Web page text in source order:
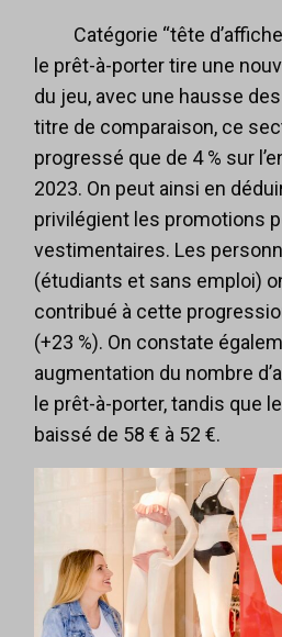
Catégorie “tête
le prêt-à-porter tire une
du jeu, avec une hausse
titre de comparaison, ce
progressé que de 4 % sur
2023. On peut ainsi en
privilégient les promotions
vestimentaires. Les
(étudiants et sans emploi)
contribué à cette
(+23 %). On constate
augmentation du nombre
le prêt-à-porter, tandis que
baissé de 58 € à 52 €.